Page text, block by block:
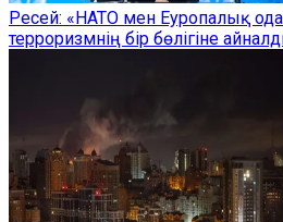
Ресей: «НАТО мен Еуропалық
терроризмнің бір бөлігіне